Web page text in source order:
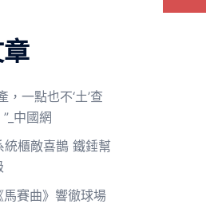
，一點也不‘土’查
中國網
統櫃敵喜鵲 鐵錘幫
賽曲》響徹球場